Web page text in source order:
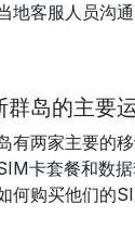
地客服人员沟
岛的主要
有两家主要的
卡套餐和数
何购买他们的